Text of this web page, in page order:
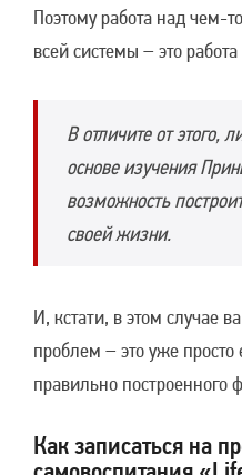
Поэтому работа над чем-
всей системы – это
В отличите от этого,
основе изучения
возможность
своей жизни.
И, кстати, в этом случае
проблем – это уже просто
правильно построенного
Как записаться на